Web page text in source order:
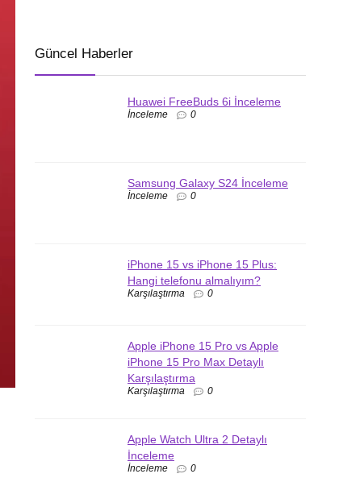
Güncel Haberler
Huawei FreeBuds 6i İnceleme
İnceleme 0
Samsung Galaxy S24 İnceleme
İnceleme 0
iPhone 15 vs iPhone 15 Plus:
Hangi telefonu almalıyım?
Karşılaştırma 0
Apple iPhone 15 Pro vs Apple
iPhone 15 Pro Max Detaylı
Karşılaştırma
Karşılaştırma 0
Apple Watch Ultra 2 Detaylı
İnceleme
İnceleme 0